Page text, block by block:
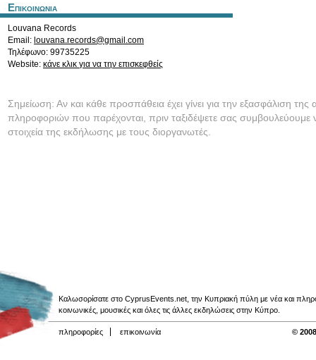
Επικοινωνια
Louvana Records
Email: louvana.records@gmail.com
Τηλέφωνο: 99735225
Website: κάνε κλικ για να την επισκεφθείς
Σημείωση: Αν και κάθε προσπάθεια έχει γίνει για την εξασφάλιση της
πληροφοριών που παρέχονται, πριν ταξιδέψετε σας συμβουλεύουμε
στοιχεία της εκδήλωσης με τους διοργανωτές.
Καλωσορίσατε στο CyprusEvents.net, την Κυπριακή πύλη με νέα και
κοινωνικές, μουσικές και όλες τις άλλες εκδηλώσεις στην Κύπρο.
πληροφορίες επικοινωνία ©